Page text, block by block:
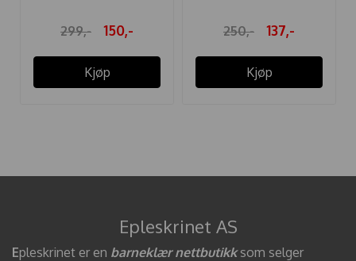
299,- 150,-
Kjøp
250,- 137,-
Kjøp
Epleskrinet AS
Epleskrinet er en barneklær nettbutikksom selger